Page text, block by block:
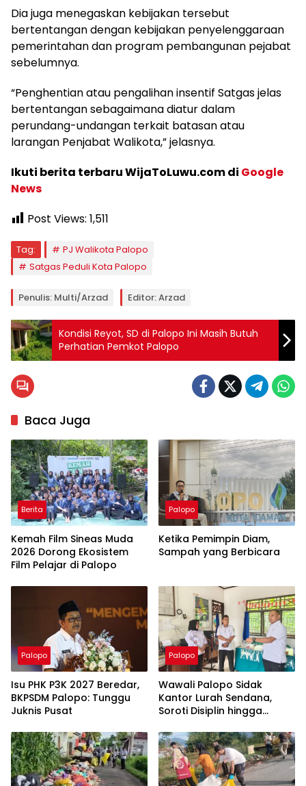
Dia juga menegaskan kebijakan tersebut
bertentangan dengan kebijakan penyelenggaraan
pemerintahan dan program pembangunan pejabat
sebelumnya.
“Penghentian atau pengalihan insentif Satgas jelas
bertentangan sebagaimana diatur dalam
perundang-undangan terkait batasan atau
larangan Penjabat Walikota,” jelasnya.
Ikuti berita terbaru WijaToLuwu.com di Google
News
Post Views: 1,511
Tag:
PJ Walikota Palopo
Satgas Peduli Kota Palopo
Penulis: Multi/Arzad Editor: Arzad
Kondisi Reyot, SD di Palopo Ini Masih Butuh
Perhatian Pemkot Palopo
Baca Juga
Berita
Kemah Film Sineas Muda
2026 Dorong Ekosistem
Film Pelajar di Palopo
Palopo
Ketika Pemimpin Diam,
Sampah yang Berbicara
Palopo
Isu PHK P3K 2027 Beredar,
BKPSDM Palopo: Tunggu
Juknis Pusat
Palopo
Wawali Palopo Sidak
Kantor Lurah Sendana,
Soroti Disiplin hingga